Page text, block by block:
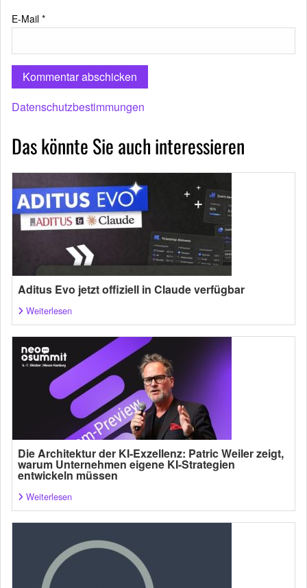
E-Mail *
Datenschutzbestimmungen
Das könnte Sie auch interessieren
Aditus Evo jetzt offiziell in Claude verfügbar
Weiterlesen
Die Architektur der KI-Exzellenz: Patric Weiler zeigt,
warum Unternehmen eigene KI-Strategien
entwickeln müssen
Weiterlesen